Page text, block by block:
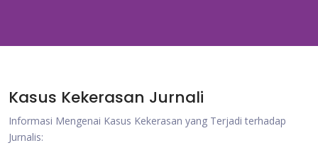
Kasus Kekerasan Jurnali
Informasi Mengenai Kasus Kekerasan yang Terjadi terhadap
Jurnalis: